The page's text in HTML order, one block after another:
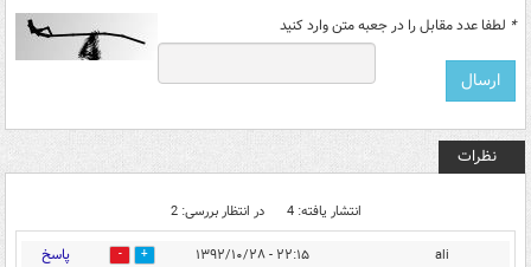
* لطفا عدد مقابل را در جعبه متن وارد کنید
نظرات
انتشار یافته: 4 در انتظار بررسی: 2
ali ۲۲:۱۵ - ۱۳۹۲/۱۰/۲۸ 2 پاسخ